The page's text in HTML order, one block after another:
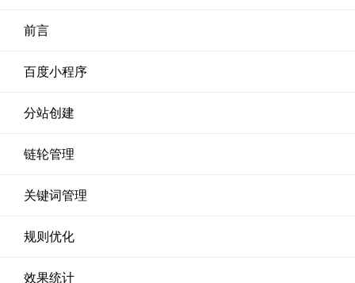
前言
百度小程序
分站创建
链轮管理
关键词管理
规则优化
效果统计